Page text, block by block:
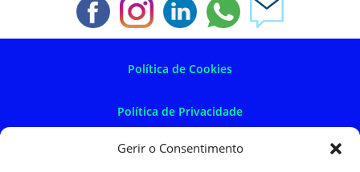
Gerir o Consentimento
Política de Cookies
Política de Privacidade
Política de Devoluções